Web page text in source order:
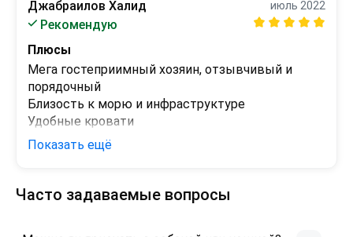
Джабраилов Халид
Рекомендую
июль 2022
Плюсы
Мега гостеприимный хозяин, отзывчивый и
порядочный
Близость к морю и инфраструктуре
Удобные кровати
Вода всегда
Минусы
Показать ещё
Часто задаваемые вопросы